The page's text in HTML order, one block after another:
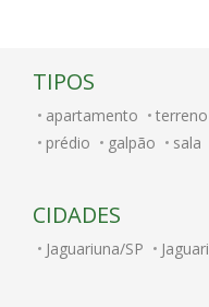
TIPOS
apartamento terreno
prédio
galpão sala
CIDADES
Jaguariuna/SP